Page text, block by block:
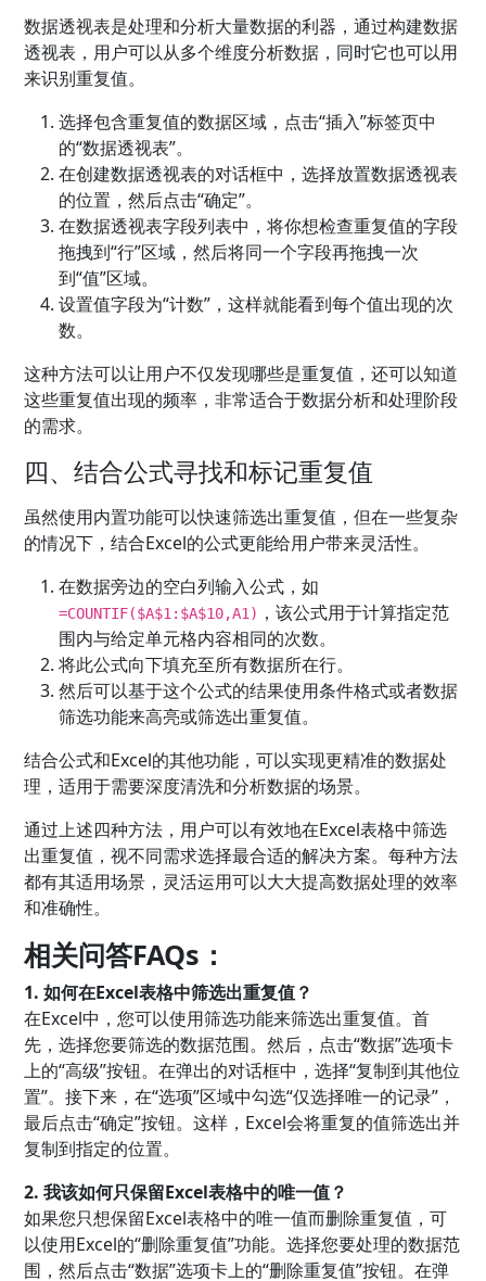
数据透视表是处理和分析大量数据的利器，通过构建数据
透视表，用户可以从多个维度分析数据，同时它也可以用
来识别重复值。
选择包含重复值的数据区域，点击“插入”标签页中
的“数据透视表”。
在创建数据透视表的对话框中，选择放置数据透视表
的位置，然后点击“确定”。
在数据透视表字段列表中，将你想检查重复值的字段
拖拽到“行”区域，然后将同一个字段再拖拽一次
到“值”区域。
设置值字段为“计数”，这样就能看到每个值出现的次
数。
这种方法可以让用户不仅发现哪些是重复值，还可以知道
这些重复值出现的频率，非常适合于数据分析和处理阶段
的需求。
四、结合公式寻找和标记重复值
虽然使用内置功能可以快速筛选出重复值，但在一些复杂
的情况下，结合Excel的公式更能给用户带来灵活性。
在数据旁边的空白列输入公式，如
=COUNTIF($A$1:$A$10,A1) ，该公式用于计算指定范
围内与给定单元格内容相同的次数。
将此公式向下填充至所有数据所在行。
然后可以基于这个公式的结果使用条件格式或者数据
筛选功能来高亮或筛选出重复值。
结合公式和Excel的其他功能，可以实现更精准的数据处
理，适用于需要深度清洗和分析数据的场景。
通过上述四种方法，用户可以有效地在Excel表格中筛选
出重复值，视不同需求选择最合适的解决方案。每种方法
都有其适用场景，灵活运用可以大大提高数据处理的效率
和准确性。
相关问答FAQs：
1. 如何在Excel表格中筛选出重复值？
在Excel中，您可以使用筛选功能来筛选出重复值。首
先，选择您要筛选的数据范围。然后，点击“数据”选项卡
上的“高级”按钮。在弹出的对话框中，选择“复制到其他位
置”。接下来，在“选项”区域中勾选“仅选择唯一的记录”，
最后点击“确定”按钮。这样，Excel会将重复的值筛选出并
复制到指定的位置。
2. 我该如何只保留Excel表格中的唯一值？
如果您只想保留Excel表格中的唯一值而删除重复值，可
以使用Excel的“删除重复值”功能。选择您要处理的数据范
围，然后点击“数据”选项卡上的“删除重复值”按钮。在弹